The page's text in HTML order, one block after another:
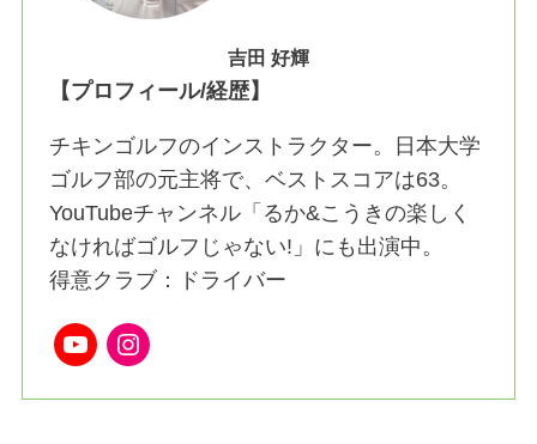
吉田 好輝
【プロフィール/経歴】
チキンゴルフのインストラクター。日本大学
ゴルフ部の元主将で、ベストスコアは63。
YouTubeチャンネル「るか&こうきの楽しく
なければゴルフじゃない!」にも出演中。
得意クラブ：ドライバー
YouTube Instagram